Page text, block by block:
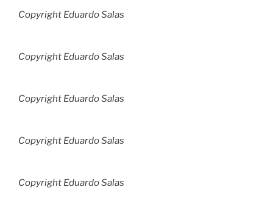
Copyright Eduardo Salas
Copyright Eduardo Salas
Copyright Eduardo Salas
Copyright Eduardo Salas
Copyright Eduardo Salas